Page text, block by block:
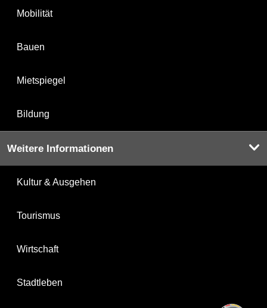
Mobilität
Bauen
Mietspiegel
Bildung
Weitere Informationen
Kultur & Ausgehen
Tourismus
Wirtschaft
Stadtleben